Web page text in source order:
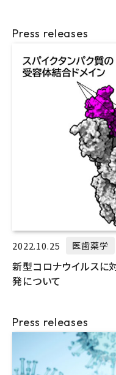
Press releases
2022.10.25 医歯薬学
新型コロナウイルスに
発について
Press releases